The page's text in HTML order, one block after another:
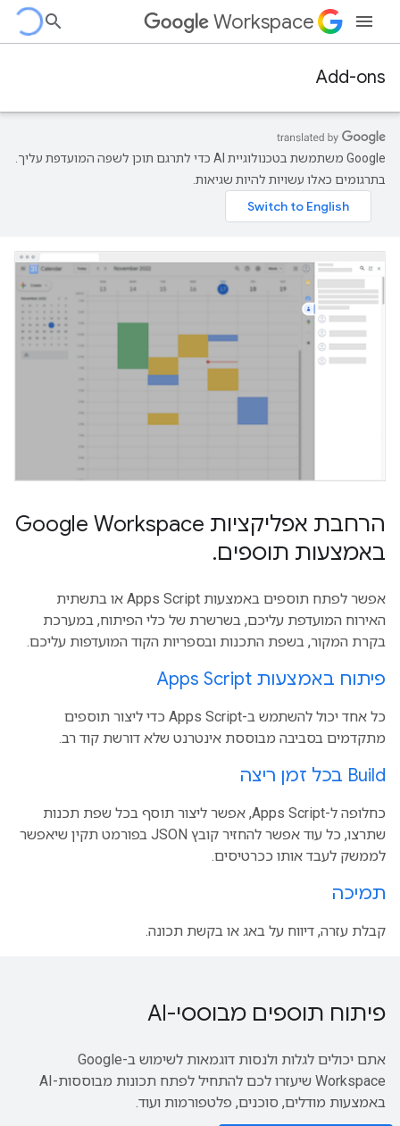
Workspace
Add-ons
‫Google משתמשת בטכנולוגיית AI כדי לתרגם תוכן לשפה המועדפת עליך.
בתרגומים כאלו עשויות להיות שגיאות.
הרחבת אפליקציות Google Workspace
באמצעות תוספים.
אפשר לפתח תוספים באמצעות Apps Script או בתשתית
האירוח המועדפת עליכם, בשרשרת של כלי הפיתוח, במערכת
בקרת המקור, בשפת התכנות ובספריות הקוד המועדפות עליכם.
פיתוח באמצעות Apps Script
כל אחד יכול להשתמש ב-Apps Script כדי ליצור תוספים
מתקדמים בסביבה מבוססת אינטרנט שלא דורשת קוד רב.
Build בכל זמן ריצה
כחלופה ל-Apps Script, אפשר ליצור תוסף בכל שפת תכנות
שתרצו, כל עוד אפשר להחזיר קובץ JSON בפורמט תקין שיאפשר
לממשק לעבד אותו ככרטיסים.
תמיכה
קבלת עזרה, דיווח על באג או בקשת תכונה.
פיתוח תוספים מבוססי-AI
אתם יכולים לגלות ולנסות דוגמאות לשימוש ב-Google
Workspace שיעזרו לכם להתחיל לפתח תכונות מבוססות-AI
באמצעות מודלים, סוכנים, פלטפורמות ועוד.